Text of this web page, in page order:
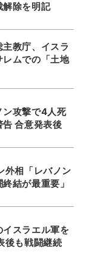
解除を明記
教庁、イスラ
レムでの「土地
ン攻撃で4人死
合意発表後
外相「レバノン
結が最重要」
イスラエル軍を
後も戦闘継続